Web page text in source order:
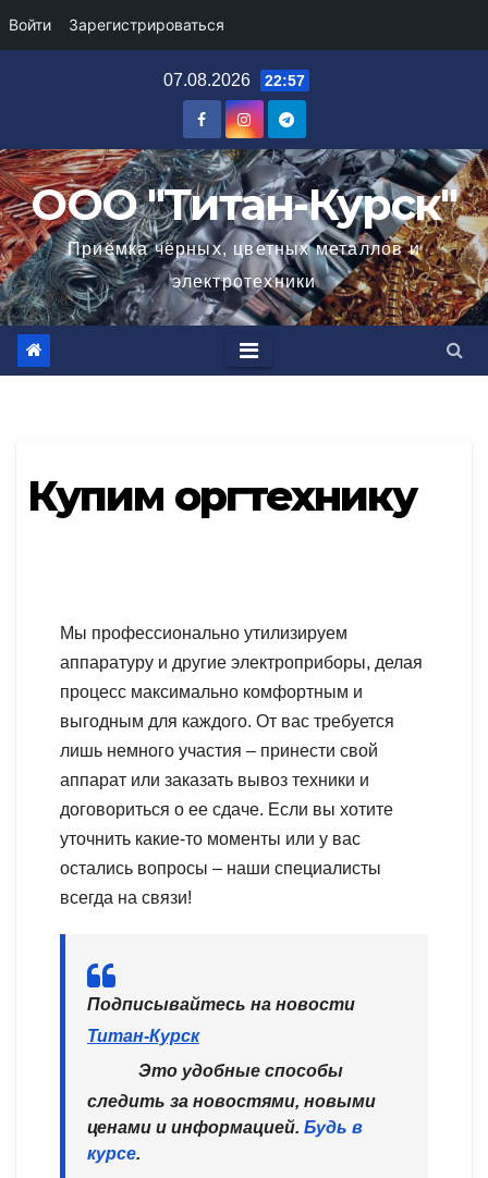
Войти Зарегистрироваться
07.08.2026 22:57
ООО "Титан-Курск"
Приёмка чёрных, цветных металлов и
электротехники
Купим оргтехнику
Мы профессионально утилизируем
аппаратуру и другие электроприборы, делая
процесс максимально комфортным и
выгодным для каждого. От вас требуется
лишь немного участия – принести свой
аппарат или заказать вывоз техники и
договориться о ее сдаче. Если вы хотите
уточнить какие-то моменты или у вас
остались вопросы – наши специалисты
всегда на связи!
Подписывайтесь на новости
Титан-Курск
Это удобные способы
следить за новостями, новыми
ценами и информацией. Будь в
курсе.